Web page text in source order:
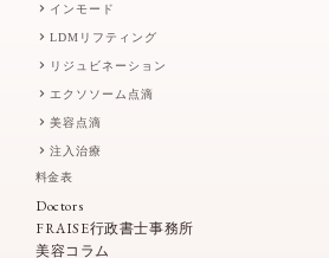
インモード
LDMリフティング
リジュビネーション
エクソソーム点滴
美容点滴
注入治療
料金表
Doctors
FRAISE行政書士事務所
美容コラム